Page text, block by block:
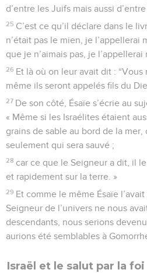
d’entre les Juifs mais aussi
25 C’est ce qu’il déclare dans le
n’était pas le mien, je l’appellerai
que je n’aimais pas, je l’appellerai
26 Et là où on leur avait dit : “Vous
même ils seront appelés fils du
27 De son côté, Ésaïe s’écrie au
« Même si les Israélites étaient
grains de sable au bord de la mer,
seulement qui sera sauvé ;
28 car ce que le Seigneur a dit, il
et rapidement sur la terre. »
29 Et comme le même Ésaïe
Seigneur de l’univers ne nous
descendants, nous serions
aurions été semblables à
Israël et le salut par la foi